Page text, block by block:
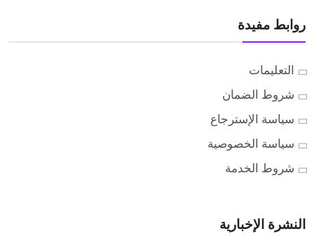
روابط مفيدة
التعليمات
شروط الضمان
سياسة الإسترجاع
سياسة الخصوصية
شروط الخدمة
النشرة الإخبارية